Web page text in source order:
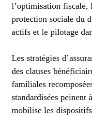
l’optimisation fiscale,
protection sociale du
actifs et le pilotage
Les stratégies
des clauses
familiales
standardisées
mobilise les